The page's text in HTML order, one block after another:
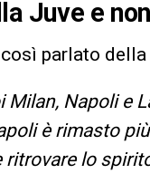
Juve e
parlato
Napoli e
è rimasto
lo